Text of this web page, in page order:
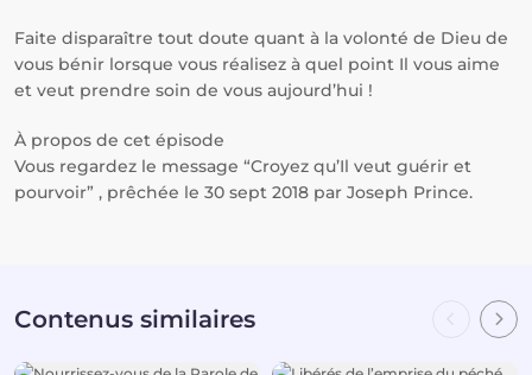
Faite disparaître tout doute quant à la volonté de Dieu de
vous bénir lorsque vous réalisez à quel point Il vous aime
et veut prendre soin de vous aujourd’hui !
À propos de cet épisode
Vous regardez le message “Croyez qu’Il veut guérir et
pourvoir” , prêchée le 30 sept 2018 par Joseph Prince.
Contenus similaires